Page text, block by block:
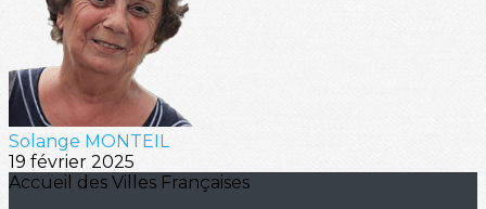
Solange MONTEIL
19 février 2025
Accueil des Villes Françaises